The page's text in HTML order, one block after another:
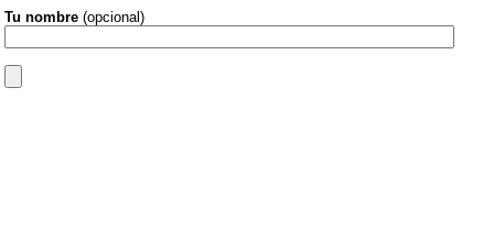
Tu nombre (opcional)